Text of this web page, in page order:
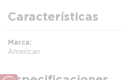
Características
Marca
American